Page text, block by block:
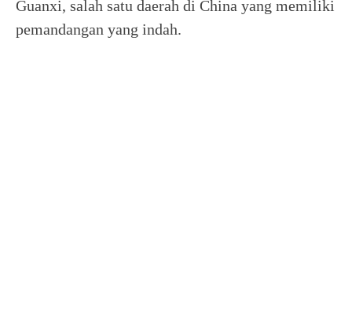
Guanxi, salah satu daerah di China yang memiliki
pemandangan yang indah.